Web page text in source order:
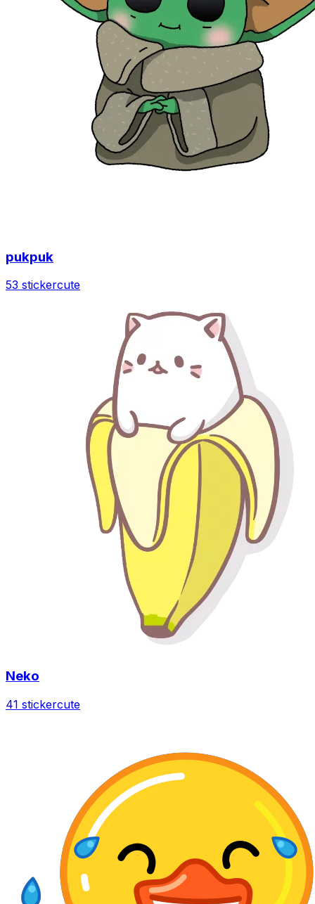
pukpuk
53 stickercute
Neko
41 stickercute